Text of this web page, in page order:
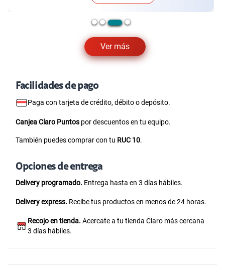
Ver más
Facilidades de pago
Paga con tarjeta de crédito, débito o depósito.
Canjea Claro Puntos por descuentos en tu equipo.
También puedes comprar con tu RUC 10.
Opciones de entrega
Delivery programado. Entrega hasta en 3 días hábiles.
Delivery express. Recibe tus productos en menos de 24 horas.
Recojo en tienda. Acercate a tu tienda Claro más cercana
3 días hábiles.